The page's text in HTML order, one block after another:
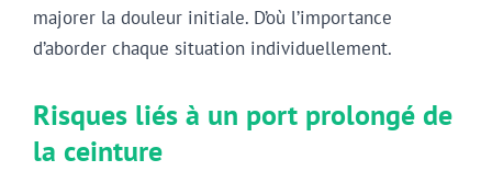
majorer la douleur initiale. D’où l’importance
d’aborder chaque situation individuellement.
Risques liés à un port prolongé de
la ceinture